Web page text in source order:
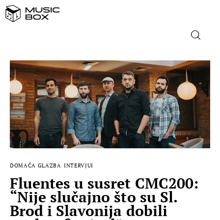
NASLOVNICA
DOMAĆA GLAZBA
STRANA GLAZBA
FILM
MUSIC BOX
DOMAĆA GLAZBA INTERVJUI
Fluentes u susret CMC200:
“Nije slučajno što su Sl.
Brod i Slavonija dobili